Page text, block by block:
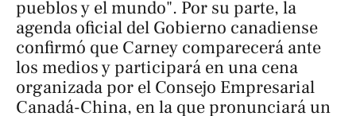
pueblos y el mundo". Por su parte, la
agenda oficial del Gobierno canadiense
confirmó que Carney comparecerá ante
los medios y participará en una cena
organizada por el Consejo Empresarial
Canadá-China, en la que pronunciará un